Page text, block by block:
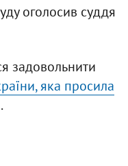
оголосив суддя
задовольнити
яка просила